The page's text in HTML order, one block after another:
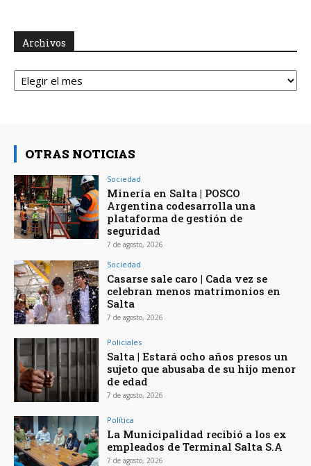
Archivos
Archivos
OTRAS NOTICIAS
Sociedad
Minería en Salta | POSCO
Argentina codesarrolla una
plataforma de gestión de
seguridad
7 de agosto, 2026
Sociedad
Casarse sale caro | Cada vez se
celebran menos matrimonios en
Salta
7 de agosto, 2026
Policiales
Salta | Estará ocho años presos un
sujeto que abusaba de su hijo menor
de edad
7 de agosto, 2026
Política
La Municipalidad recibió a los ex
empleados de Terminal Salta S.A
7 de agosto, 2026